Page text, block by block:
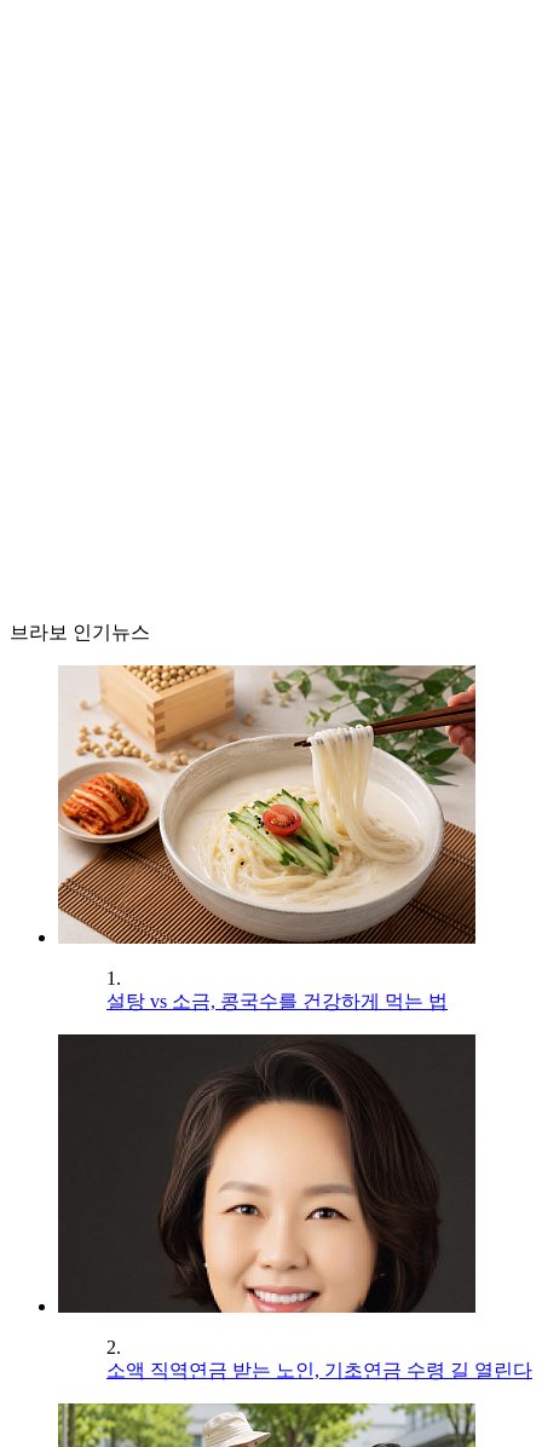
브라보 인기뉴스
1.
설탕 vs 소금, 콩국수를 건강하게 먹는 법
2.
소액 직역연금 받는 노인, 기초연금 수령 길 열린다